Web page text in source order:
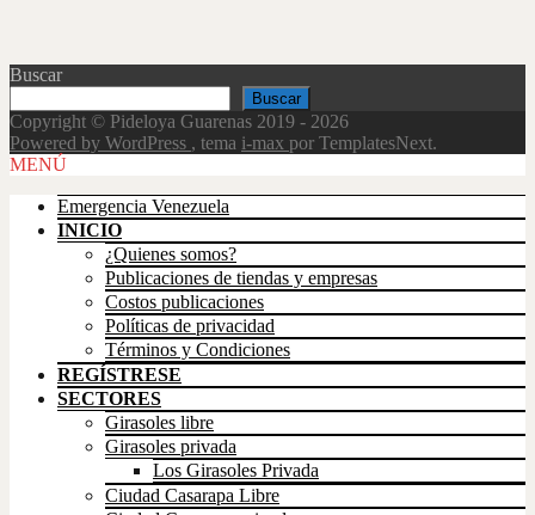
Buscar
Buscar
Copyright © Pideloya Guarenas 2019 - 2026
Powered by WordPress , tema i-max por TemplatesNext.
Scroll
MENÚ
Emergencia Venezuela
INICIO
¿Quienes somos?
Publicaciones de tiendas y empresas
Costos publicaciones
Políticas de privacidad
Términos y Condiciones
REGÍSTRESE
SECTORES
Girasoles libre
Girasoles privada
Los Girasoles Privada
Ciudad Casarapa Libre